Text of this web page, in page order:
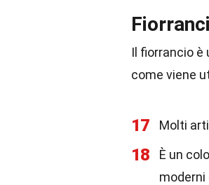
Il fiorrancio è
come viene
17 Molti
18
È un
moderni